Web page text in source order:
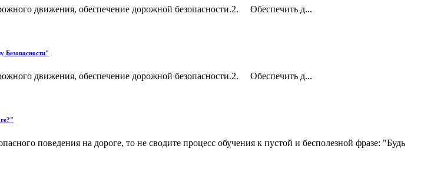
движения, обеспечение дорожной безопасности.2. Обеспечить д...
Безопасности"
движения, обеспечение дорожной безопасности.2. Обеспечить д...
поведения на дороге, то не сводите процесс обучения к пустой и бесполезной фразе: "Будь